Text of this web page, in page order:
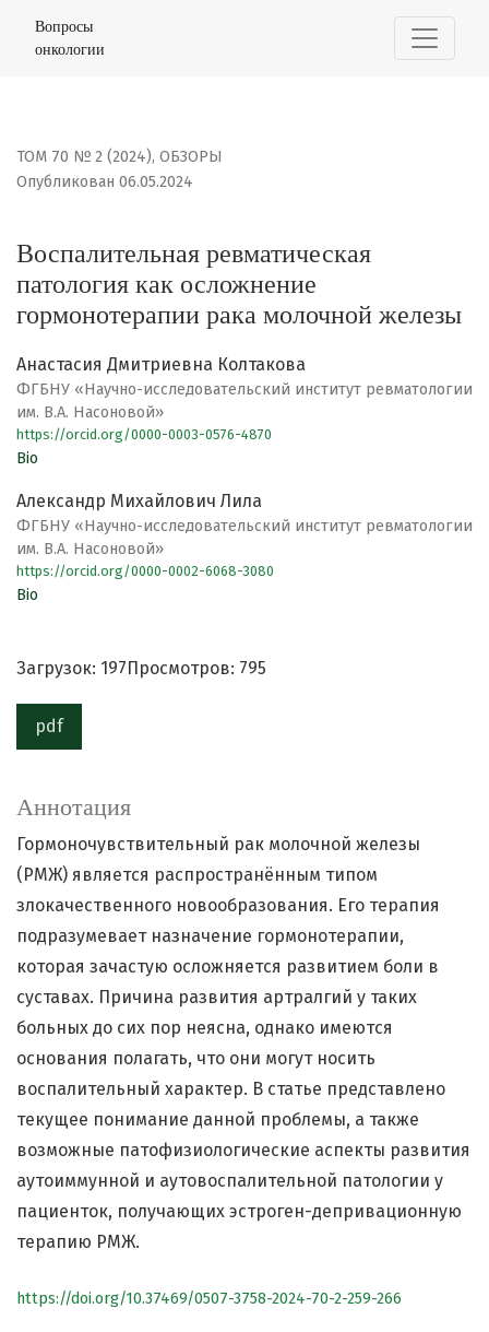
Воспалительная ревматическая патология как
Вопросы
онкологии
ТОМ 70 № 2 (2024), ОБЗОРЫ
Воспалительная ревматическая
патология как осложнение
гормонотерапии рака молочной железы
Опубликован 06.05.2024
Анастасия Дмитриевна Колтакова
ФГБНУ «Научно-исследовательский институт ревматологии
им. В.А. Насоновой»
https://orcid.org/0000-0003-0576-4870
Bio
Александр Михайлович Лила
ФГБНУ «Научно-исследовательский институт ревматологии
им. В.А. Насоновой»
https://orcid.org/0000-0002-6068-3080
Bio
Загрузок: 197 Просмотров: 795
pdf
Аннотация
Гормоночувствительный рак молочной железы
(РМЖ) является распространённым типом
злокачественного новообразования. Его терапия
подразумевает назначение гормонотерапии,
которая зачастую осложняется развитием боли в
суставах. Причина развития артралгий у таких
больных до сих пор неясна, однако имеются
основания полагать, что они могут носить
воспалительный характер. В статье представлено
текущее понимание данной проблемы, а также
возможные патофизиологические аспекты развития
аутоиммунной и аутовоспалительной патологии у
пациенток, получающих эстроген-депривационную
терапию РМЖ.
https://doi.org/10.37469/0507-3758-2024-70-2-259-266